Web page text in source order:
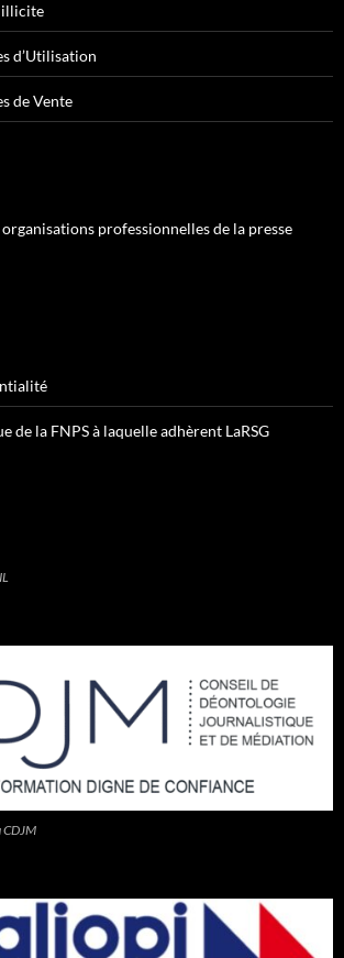
illicite
d’Utilisation
de Vente
organisations professionnelles de la presse
de la FNPS à laquelle adhèrent LaRSG
CDJM